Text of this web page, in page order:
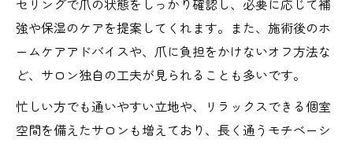
セリングで爪の状態をしっかり確認し、必要に応じて補
強や保湿のケアを提案してくれます。また、施術後のホ
ームケアアドバイスや、爪に負担をかけないオフ方法な
ど、サロン独自の工夫が見られることも多いです。
忙しい方でも通いやすい立地や、リラックスできる個室
空間を備えたサロンも増えており、長く通うモチベーシ